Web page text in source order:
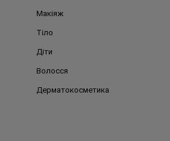
Макіяж
Тіло
Діти
Волосся
Дерматокосметика